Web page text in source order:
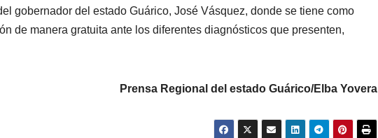
gobernador del estado Guárico, José Vásquez, donde se tiene como
de manera gratuita ante los diferentes diagnósticos que presenten,
Prensa Regional del estado Guárico/Elba Yovera